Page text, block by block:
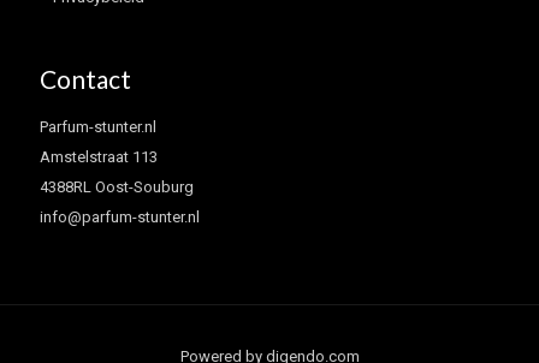
Contact
Parfum-stunter.nl
Amstelstraat 113
4388RL Oost-Souburg
info@parfum-stunter.nl
Powered by digendo.com